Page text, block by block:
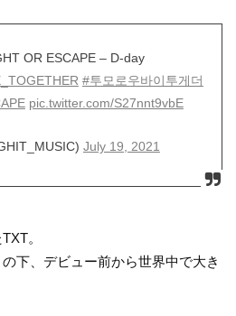
OR ESCAPE – D-day
#투모로우바이투게더
pic.twitter.com/S27nnt9vbE
July 19, 2021
。
下、デビュー前から世界中で大き